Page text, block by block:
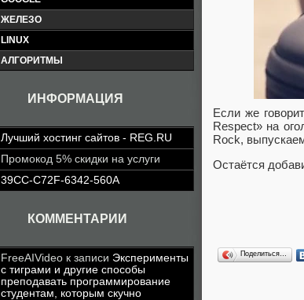
ЖЕЛЕЗО
LINUX
АЛГОРИТМЫ
ИНФОРМАЦИЯ
Лучший хостинг сайтов - REG.RU
Промокод 5% скидки на услуги
39CC-C72F-6342-560A
КОММЕНТАРИИ
FreeAIVideo к записи Эксперименты
с тиграми и другие способы
преподавать программирование
студентам, которым скучно
Если же
Respect» на
Rock,
Остаётся
Поделиться…